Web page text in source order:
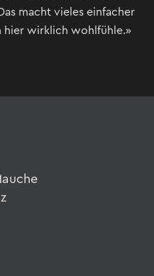
macht vieles einfacher
hier wirklich wohlfühle.»